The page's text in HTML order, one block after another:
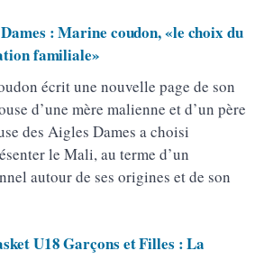
: Marine coudon, «le choix du
familiale»
écrit une nouvelle page de son
d’une mère malienne et d’un père
des Aigles Dames a choisi
le Mali, au terme d’un
autour de ses origines et de son
U18 Garçons et Filles : La